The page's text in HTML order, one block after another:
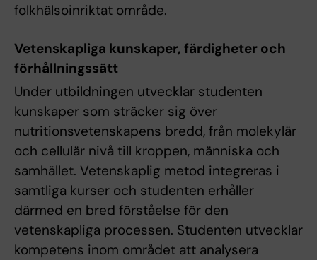
folkhälsoinriktat område.
Vetenskapliga kunskaper, färdigheter och
förhållningssätt
Under utbildningen utvecklar studenten
kunskaper som sträcker sig över
nutritionsvetenskapens bredd, från molekylär
och cellulär nivå till kroppen, människa och
samhället. Vetenskaplig metod integreras i
samtliga kurser och studenten erhåller
därmed en bred förståelse för den
vetenskapliga processen. Studenten utvecklar
kompetens inom området att analysera